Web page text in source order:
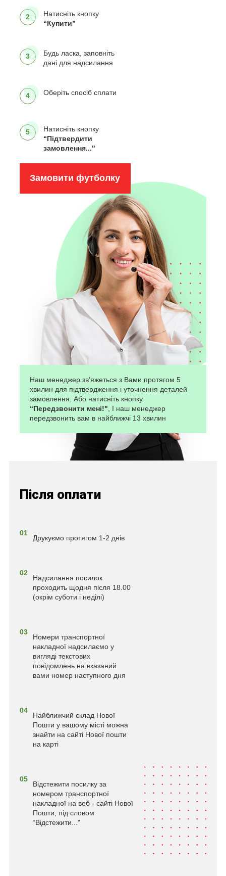
2
Натисніть кнопку
“Купити”
3
Будь ласка, заповніть
дані для надсилання
4 Оберіть спосіб сплати
5
Натисніть кнопку
“Підтвердити
замовлення..."
Замовити футболку
Наш менеджер зв'яжеться з Вами протягом 5
хвилин для підтвердження і уточнення деталей
замовлення. Або натисніть кнопку
“Передзвонити мені!", І наш менеджер
передзвонить вам в найближчі 13 хвилин
Після оплати
01
Друкуємо протягом 1-2 днів
02
Надсилання посилок
проходить щодня після 18.00
(окрім суботи і неділі)
03
Номери транспортної
накладної надсилаємо у
вигляді текстових
повідомлень на вказаний
вами номер наступного дня
04
Найближчий склад Нової
Пошти у вашому місті можна
знайти на сайті Нової пошти
на карті
05
Відстежити посилку за
номером транспортної
накладної на веб - сайті Нової
Пошти, під словом
“Відстежити..."